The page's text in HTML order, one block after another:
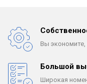
Вы экономите,
Большой
Широкая